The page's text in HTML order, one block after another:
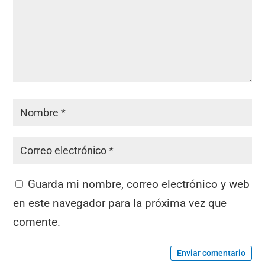
Guarda mi nombre, correo electrónico y web
en este navegador para la próxima vez que
comente.
Enviar comentario